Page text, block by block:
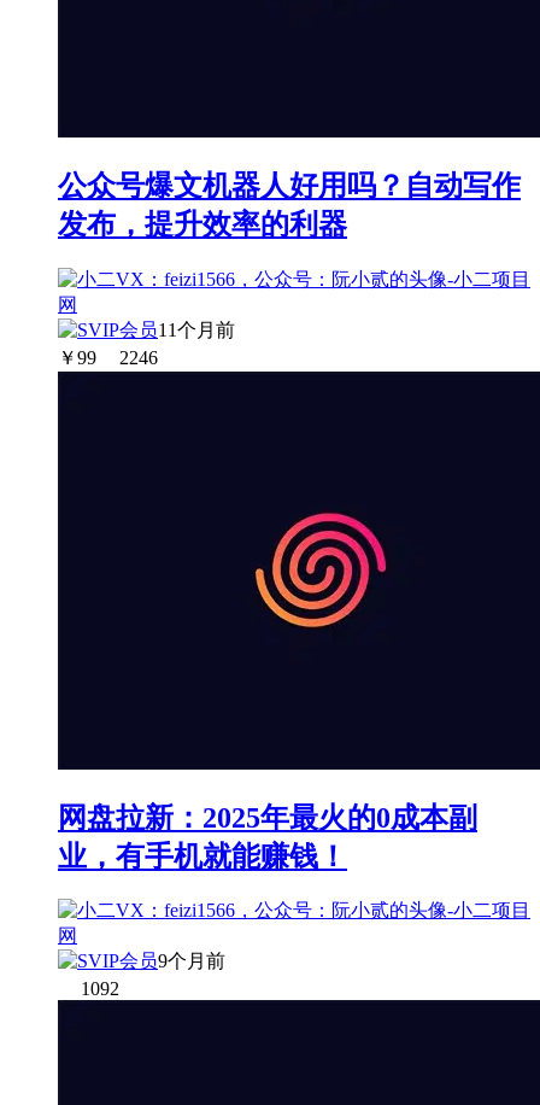
公众号爆文机器人好用吗？自动写作
发布，提升效率的利器
11个月前
￥99 2246
网盘拉新：2025年最火的0成本副
业，有手机就能赚钱！
9个月前
1092